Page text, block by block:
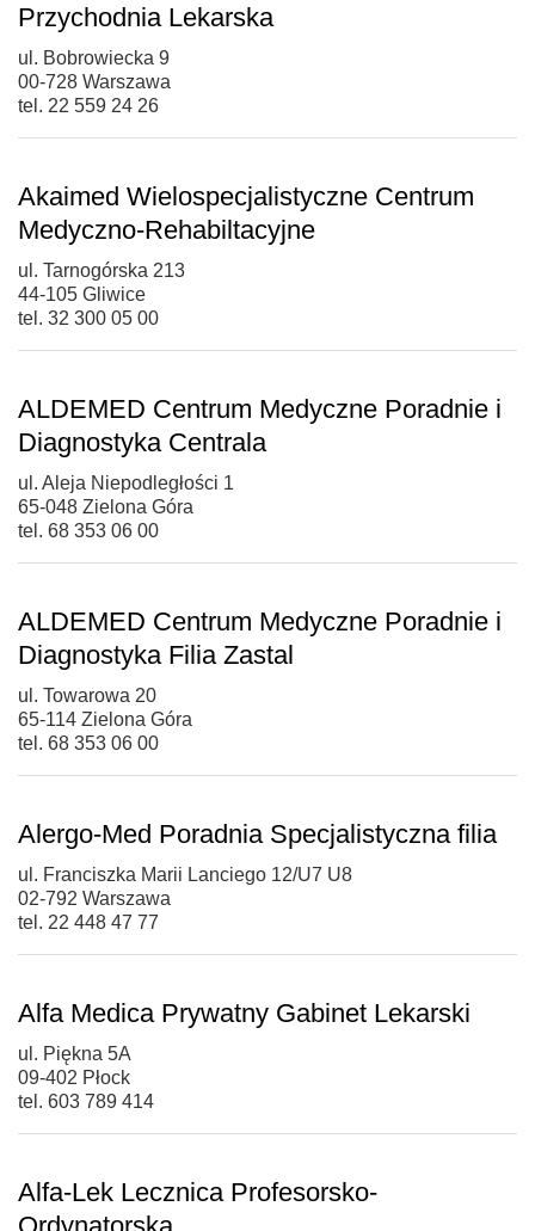
Przychodnia Lekarska
ul. Bobrowiecka 9
00-728 Warszawa
tel. 22 559 24 26
Akaimed Wielospecjalistyczne Centrum
Medyczno-Rehabiltacyjne
ul. Tarnogórska 213
44-105 Gliwice
tel. 32 300 05 00
ALDEMED Centrum Medyczne Poradnie i
Diagnostyka Centrala
ul. Aleja Niepodległości 1
65-048 Zielona Góra
tel. 68 353 06 00
ALDEMED Centrum Medyczne Poradnie i
Diagnostyka Filia Zastal
ul. Towarowa 20
65-114 Zielona Góra
tel. 68 353 06 00
Alergo-Med Poradnia Specjalistyczna filia
ul. Franciszka Marii Lanciego 12/U7 U8
02-792 Warszawa
tel. 22 448 47 77
Alfa Medica Prywatny Gabinet Lekarski
ul. Piękna 5A
09-402 Płock
tel. 603 789 414
Alfa-Lek Lecznica Profesorsko-